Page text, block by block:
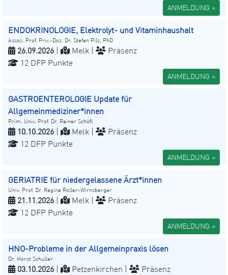
ANMELDUNG »
ENDOKRINOLOGIE, Elektrolyt- und Vitaminhaushalt
Assoz. Prof. Priv.-Doz. Dr. Stefan Pilz, PhD
26.09.2026 Melk |
Präsenz
12 DFP Punkte
ANMELDUNG »
GASTROENTEROLOGIE Update für
Allgemeinmediziner*innen
Prim. Univ. Prof. Dr. Rainer Schöfl
10.10.2026 Melk |
Präsenz
12 DFP Punkte
ANMELDUNG »
GERIATRIE für niedergelassene Ärzt*innen
Univ. Prof. Dr. Regina Roller-Wirnsberger
21.11.2026 Melk |
Präsenz
12 DFP Punkte
ANMELDUNG »
HNO-Probleme in der Allgemeinpraxis lösen
Dr. Horst Schuller
03.10.2026 Petzenkirchen |
Präsenz